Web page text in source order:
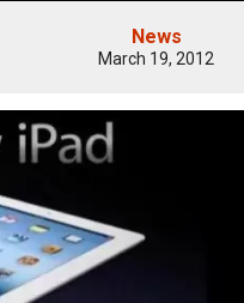
News
March 19, 2012